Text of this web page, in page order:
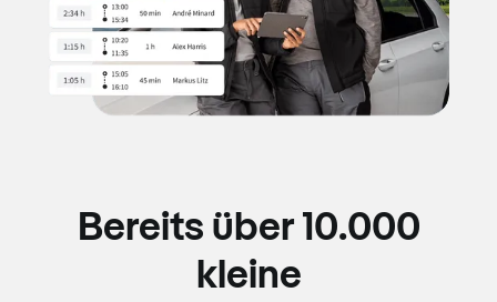
Bereits über 10.000
kleine